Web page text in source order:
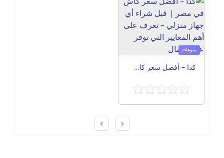
منوعات
كذا – أفضل سعر كاش في مصر | قبل شراء أي جهاز منزلي – تعرف على أهم المعايير التي توفر عليك المال